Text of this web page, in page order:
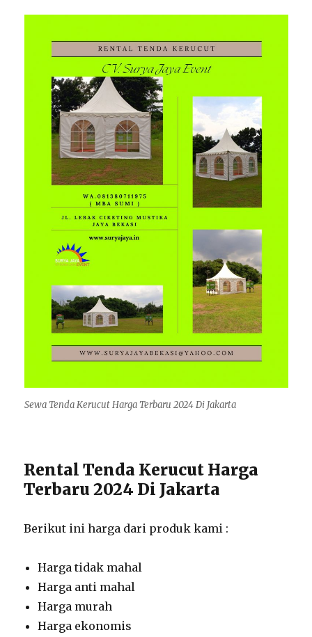
Sewa Tenda Kerucut Harga Terbaru 2024 Di Jakarta
Rental Tenda Kerucut Harga
Terbaru 2024 Di Jakarta
Berikut ini harga dari produk kami :
Harga tidak mahal
Harga anti mahal
Harga murah
Harga ekonomis